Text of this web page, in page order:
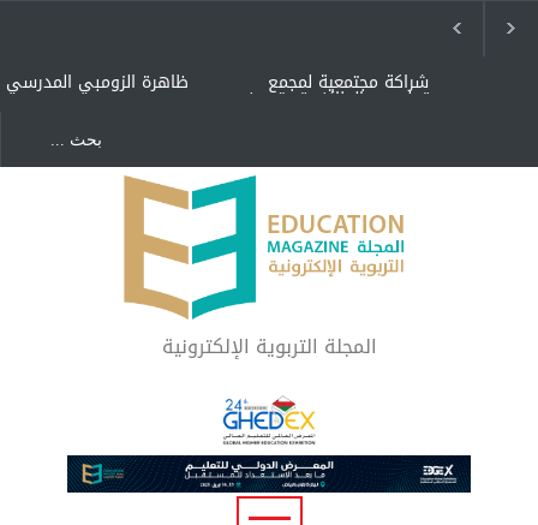
ظاهرة الزومبي المدرسي شراكة مجتمعية لمجمع
تعليمي بالطائف تستهدف
"كنت أنضرب ومافيني إلا
العافية" هل هذا مبرر
لاستمرار أسلوب التربية
المتوارث؟
لماذا تعد برامج توعية الأطفال
بخصوصية الجسد وقاية لا
فضول؟
المجلة التربوية الإلكترونية